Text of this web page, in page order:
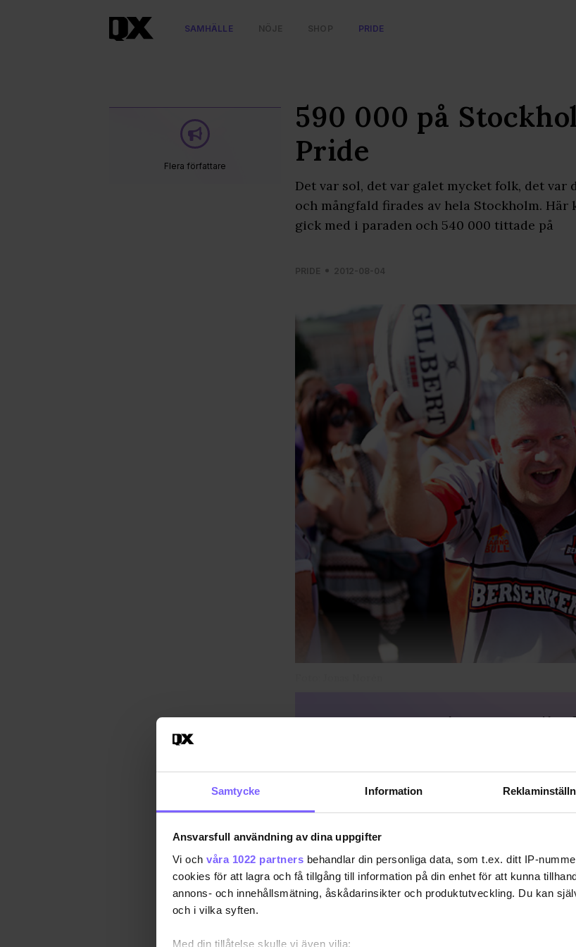
Samtycke Information
Ansvarsfull användning av dina uppgifter
Vi och våra 1022 partners behandlar din personliga data, som t.ex. ditt IP-
cookies för att lagra och få tillgång till information på din enhet för att kunna
annons- och innehållsmätning, åskådarinsikter och produktutveckling. Du kan
och i vilka syften.
Med din tillåtelse skulle vi även vilja:
SAMHÄLLE NÖJE SHOP PRIDE
Flera författare
590 000 på
Pride
Det var sol, det var galet mycket folk, det var
och mångfald firades av hela Stockholm.
gick med i paraden och 540 000 tittade på
PRIDE 2012-08-04
Signa upp dig
du signa upp dig, det är helt
Redan prenumerant?